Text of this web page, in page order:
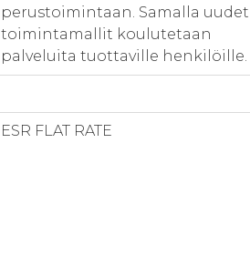
perustoimintaan. Samalla uudet
toimintamallit koulutetaan
palveluita tuottaville henkilöille.
ESR FLAT RATE